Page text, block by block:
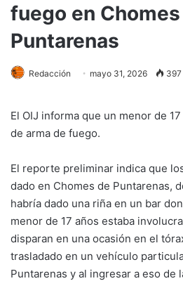
fuego en
Puntarenas
Redacción mayo 31, 2026 397
El OIJ informa que un menor de
de arma de fuego.
El reporte preliminar indica que
dado en Chomes de Puntarenas,
habría dado una riña en un bar
menor de 17 años estaba
disparan en una ocasión en el
trasladado en un vehículo
Puntarenas y al ingresar a eso de